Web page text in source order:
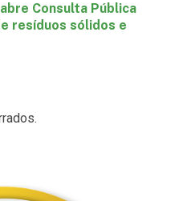
Consulta Pública
resíduos sólidos e